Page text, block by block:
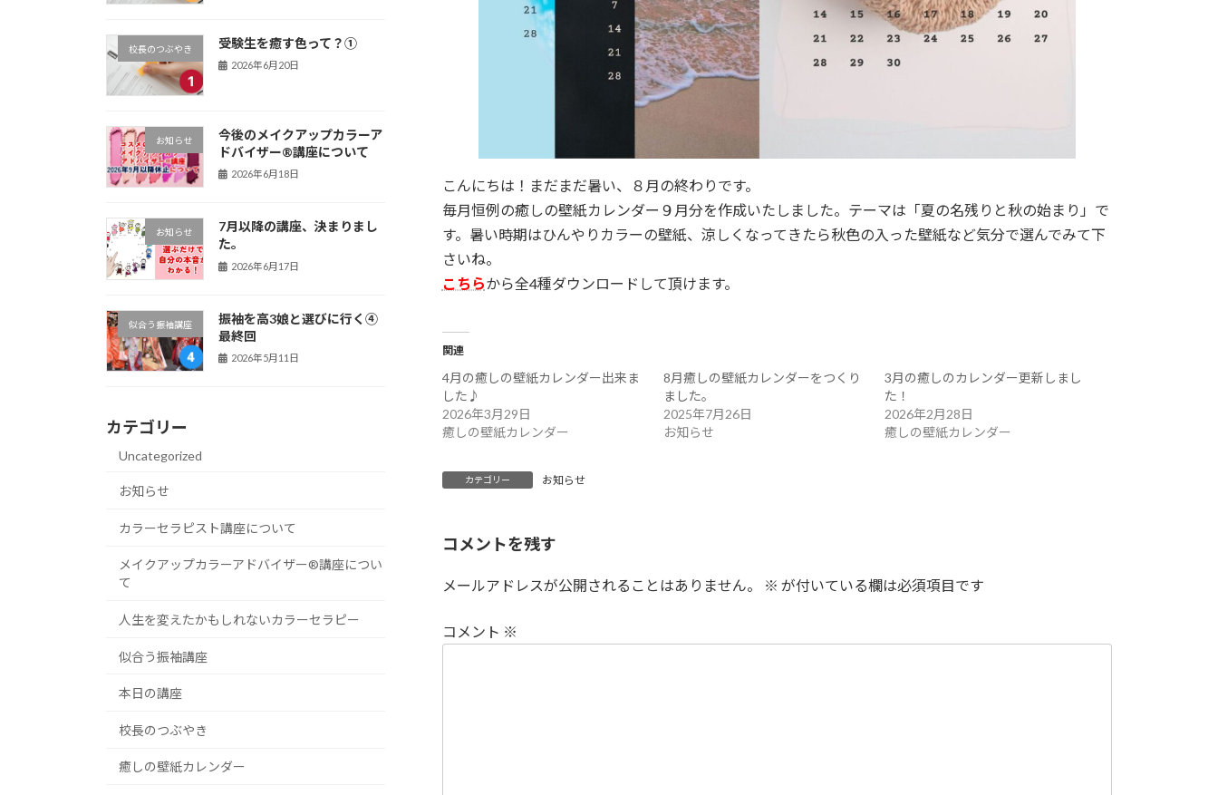
こんにちは！まだまだ暑い、８月の終わりです。
毎月恒例の癒しの壁紙カレンダー９月分を作成いたしました。テーマは「夏の名残りと秋の始まり」で
す。暑い時期はひんやりカラーの壁紙、涼しくなってきたら秋色の入った壁紙など気分で選んでみて下
さいね。
こちらから全4種ダウンロードして頂けます。
関連
4月の癒しの壁紙カレンダー出来ま
した♪
2026年3月29日
癒しの壁紙カレンダー
8月癒しの壁紙カレンダーをつくり
ました。
2025年7月26日
お知らせ
3月の癒しのカレンダー更新しまし
た！
2026年2月28日
癒しの壁紙カレンダー
カテゴリー お知らせ
コメントを残す
メールアドレスが公開されることはありません。 ※ が付いている欄は必須項目です
コメント ※
校長のつぶやき 受験生を癒す色って？①
2026年6月20日
お知らせ
今後のメイクアップカラーア
ドバイザー®講座について
2026年6月18日
お知らせ
7月以降の講座、決まりまし
た。
2026年6月17日
似合う振袖講座
振袖を高3娘と選びに行く④
最終回
2026年5月11日
カテゴリー
Uncategorized
お知らせ
カラーセラピスト講座について
メイクアップカラーアドバイザー®講座につい
て
人生を変えたかもしれないカラーセラピー
似合う振袖講座
本日の講座
校長のつぶやき
癒しの壁紙カレンダー